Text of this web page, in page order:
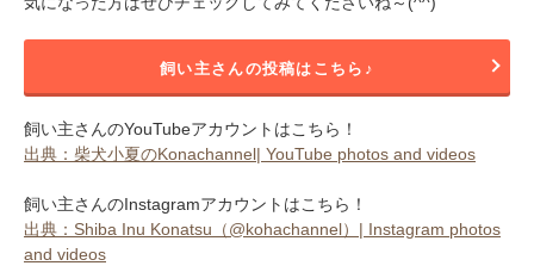
飼い主さんの投稿はこちら♪
飼い主さんのYouTubeアカウントはこちら！
出典：柴犬小夏のKonachannel| YouTube photos and videos
飼い主さんのInstagramアカウントはこちら！
出典：Shiba Inu Konatsu（@kohachannel）| Instagram photos
and videos